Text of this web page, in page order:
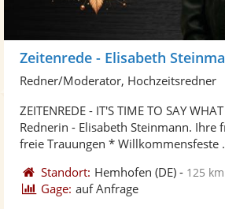
Zeitenrede - Elisabeth
Redner/Moderator, Hochzeitsredner
ZEITENREDE - IT'S TIME TO SAY
Rednerin - Elisabeth Steinmann. Ihre
freie Trauungen * Willkommensfeste
Standort: Hemhofen (DE) - 125
Gage: auf Anfrage